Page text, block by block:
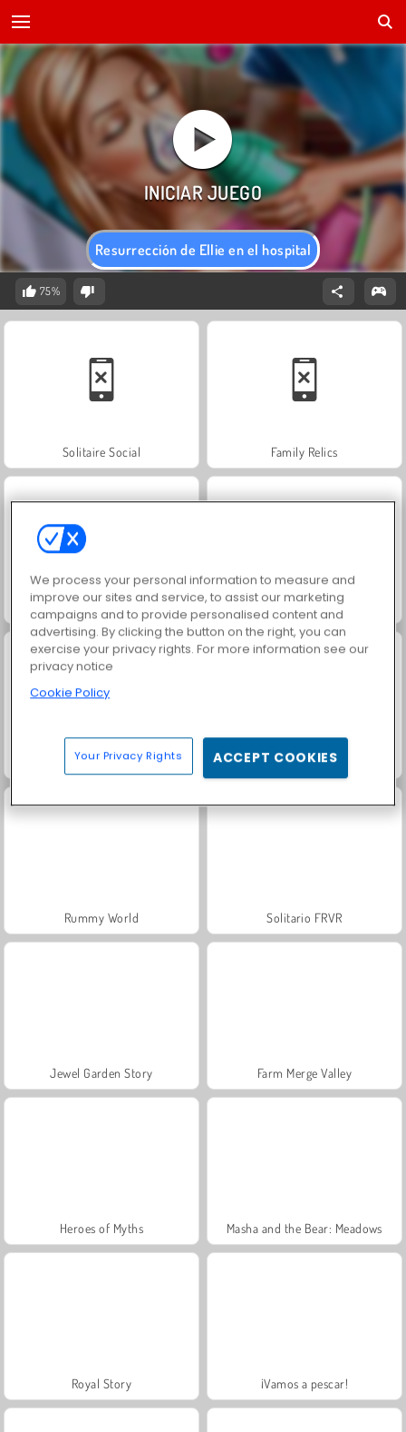
Resurrección de Ellie en el hospital
75%
Solitaire Social Family Relics
Fashion Princess - Dress Up for Girls Scala 40
Juice Merge Grand Mahjong Connect
Rummy World Solitario FRVR
Jewel Garden Story Farm Merge Valley
Heroes of Myths Masha and the Bear: Meadows
Royal Story ¡Vamos a pescar!
We process your personal information to measure and
improve our sites and service, to assist our marketing
campaigns and to provide personalised content and
advertising. By clicking the button on the right, you can
exercise your privacy rights. For more information see our
privacy notice
Cookie Policy
Your Privacy Rights ACCEPT COOKIES